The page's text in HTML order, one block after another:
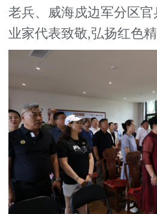
老兵、威海戍边军分区
业家代表致敬,弘扬红色精